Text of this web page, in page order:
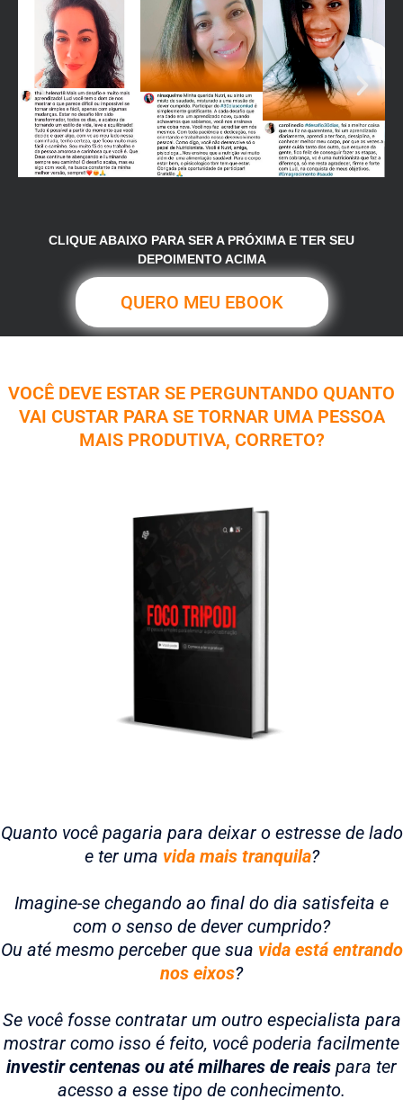
CLIQUE ABAIXO PARA SER A PRÓXIMA E TER SEU
DEPOIMENTO ACIMA
QUERO MEU EBOOK
VOCÊ DEVE ESTAR SE PERGUNTANDO QUANTO
VAI CUSTAR PARA SE TORNAR UMA PESSOA
MAIS PRODUTIVA, CORRETO?
Quanto você pagaria para deixar o estresse de lado
e ter uma vida mais tranquila?
Imagine-se chegando ao final do dia satisfeita e
com o senso de dever cumprido?
Ou até mesmo perceber que sua vida está entrando
nos eixos?
Se você fosse contratar um outro especialista para
mostrar como isso é feito, você poderia facilmente
investir centenas ou até milhares de reais para ter
acesso a esse tipo de conhecimento.